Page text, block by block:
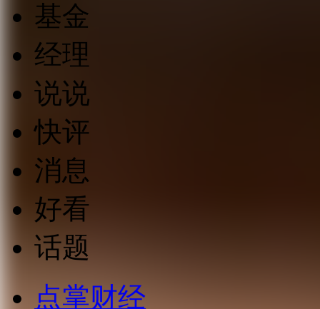
基金
经理
说说
快评
消息
好看
话题
点掌财经